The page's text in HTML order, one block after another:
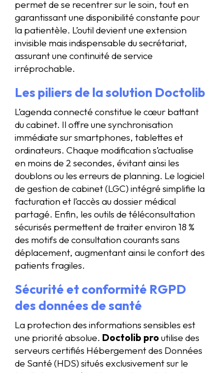
permet de se recentrer sur le soin, tout en
garantissant une disponibilité constante pour
la patientèle. L’outil devient une extension
invisible mais indispensable du secrétariat,
assurant une continuité de service
irréprochable.
Les piliers de la solution Doctolib
L’agenda connecté constitue le cœur battant
du cabinet. Il offre une synchronisation
immédiate sur smartphones, tablettes et
ordinateurs. Chaque modification s’actualise
en moins de 2 secondes, évitant ainsi les
doublons ou les erreurs de planning. Le logiciel
de gestion de cabinet (LGC) intégré simplifie la
facturation et l’accès au dossier médical
partagé. Enfin, les outils de téléconsultation
sécurisés permettent de traiter environ 18 %
des motifs de consultation courants sans
déplacement, augmentant ainsi le confort des
patients fragiles.
Sécurité et conformité RGPD
des données de santé
La protection des informations sensibles est
une priorité absolue. Doctolib pro utilise des
serveurs certifiés Hébergement des Données
de Santé (HDS) situés exclusivement sur le